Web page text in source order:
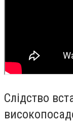
Слідство